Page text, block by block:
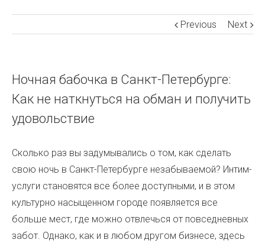
Previous Next
Ночная бабочка в Санкт-Петербурге:
Как не наткнуться на обман и получить
удовольствие
Сколько раз вы задумывались о том, как сделать
свою ночь в Санкт-Петербурге незабываемой? Интим-
услуги становятся все более доступными, и в этом
культурно насыщенном городе появляется все
больше мест, где можно отвлечься от повседневных
забот. Однако, как и в любом другом бизнесе, здесь